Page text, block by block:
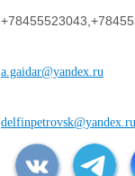
a.gaidar@yandex.ru